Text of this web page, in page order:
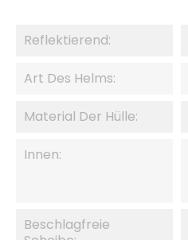
Reflektierend:
Art Des Helms:
Material Der Hülle:
Innen:
Beschlagfreie